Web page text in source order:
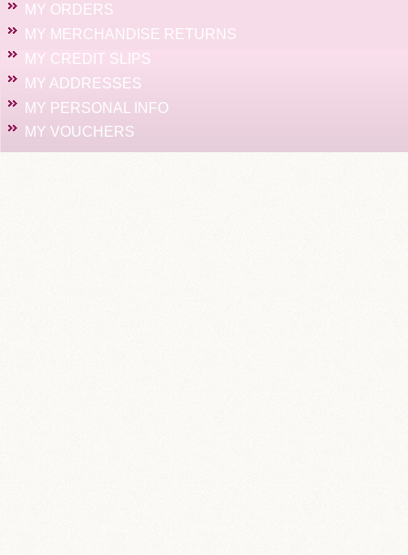
MY ORDERS
MY MERCHANDISE RETURNS
MY CREDIT SLIPS
MY ADDRESSES
MY PERSONAL INFO
MY VOUCHERS